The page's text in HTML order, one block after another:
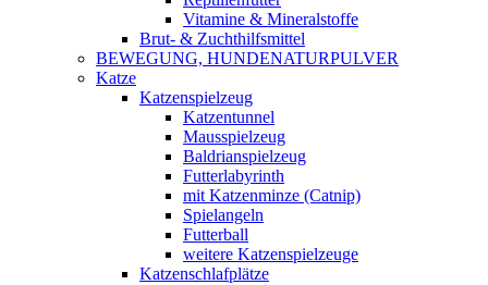
Vitamine & Mineralstoffe
Brut- & Zuchthilfsmittel
BEWEGUNG, HUNDENATURPULVER
Katze
Katzenspielzeug
Katzentunnel
Mausspielzeug
Baldrianspielzeug
Futterlabyrinth
mit Katzenminze (Catnip)
Spielangeln
Futterball
weitere Katzenspielzeuge
Katzenschlafplätze